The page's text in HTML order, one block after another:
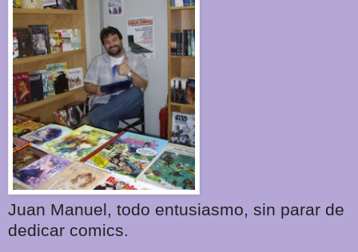
Juan Manuel, todo entusiasmo, sin parar de
dedicar comics.